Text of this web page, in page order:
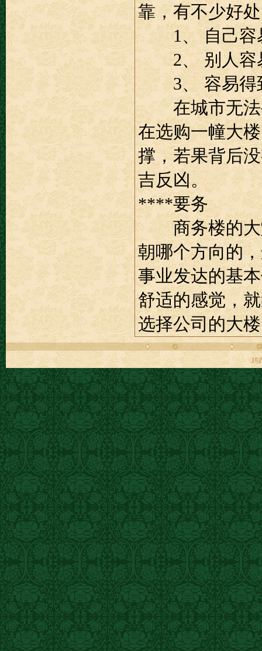
靠，有不少好
1、 自己容
2、 别人容易
3、 容易得到
在城市无法寻
在选购一幢大
撑，若果背后
吉反凶。
****要务
商务楼的大堂
朝哪个方向的
事业发达的基
舒适的感觉，
选择公司的大
鸡